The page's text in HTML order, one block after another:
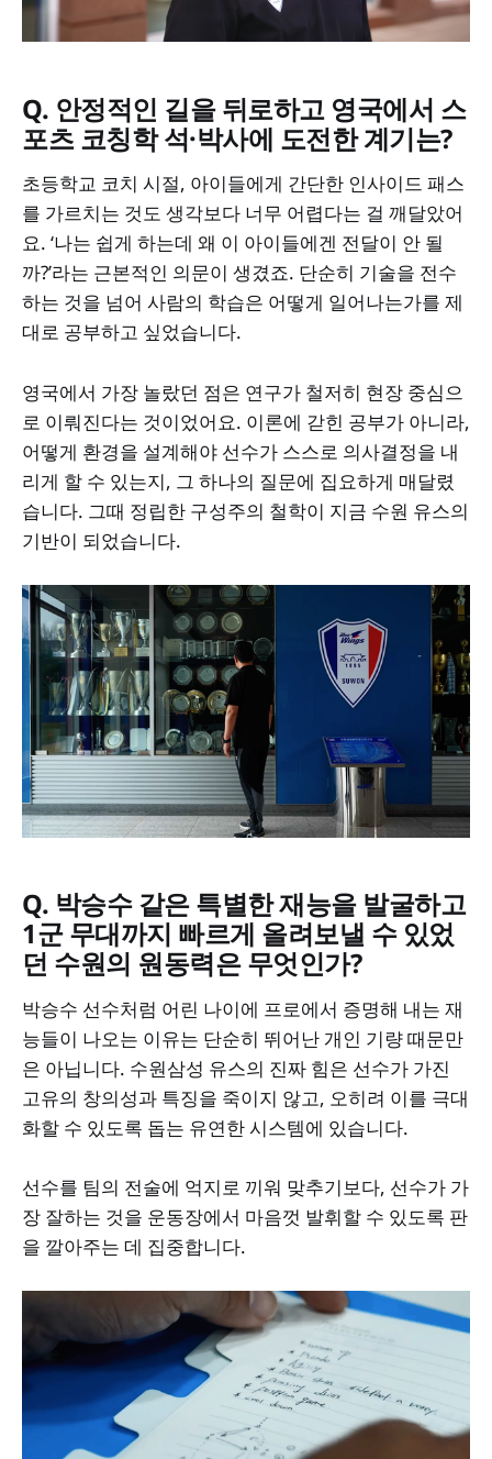
Q. 안정적인 길을 뒤로하고 영국에서 스
포츠 코칭학 석·박사에 도전한 계기는?
초등학교 코치 시절, 아이들에게 간단한 인사이드 패스
를 가르치는 것도 생각보다 너무 어렵다는 걸 깨달았어
요. ‘나는 쉽게 하는데 왜 이 아이들에겐 전달이 안 될
까?’라는 근본적인 의문이 생겼죠. 단순히 기술을 전수
하는 것을 넘어 사람의 학습은 어떻게 일어나는가를 제
대로 공부하고 싶었습니다.
영국에서 가장 놀랐던 점은 연구가 철저히 현장 중심으
로 이뤄진다는 것이었어요. 이론에 갇힌 공부가 아니라,
어떻게 환경을 설계해야 선수가 스스로 의사결정을 내
리게 할 수 있는지, 그 하나의 질문에 집요하게 매달렸
습니다. 그때 정립한 구성주의 철학이 지금 수원 유스의
기반이 되었습니다.
Q. 박승수 같은 특별한 재능을 발굴하고
1군 무대까지 빠르게 올려보낼 수 있었
던 수원의 원동력은 무엇인가?
박승수 선수처럼 어린 나이에 프로에서 증명해 내는 재
능들이 나오는 이유는 단순히 뛰어난 개인 기량 때문만
은 아닙니다. 수원삼성 유스의 진짜 힘은 선수가 가진
고유의 창의성과 특징을 죽이지 않고, 오히려 이를 극대
화할 수 있도록 돕는 유연한 시스템에 있습니다.
선수를 팀의 전술에 억지로 끼워 맞추기보다, 선수가 가
장 잘하는 것을 운동장에서 마음껏 발휘할 수 있도록 판
을 깔아주는 데 집중합니다.